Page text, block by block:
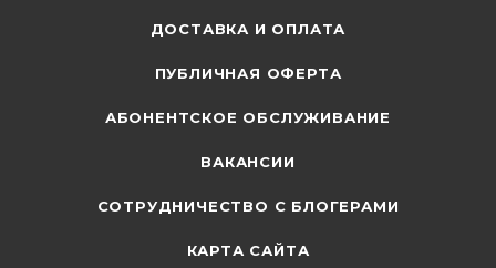
ДОСТАВКА И ОПЛАТА
ПУБЛИЧНАЯ ОФЕРТА
АБОНЕНТСКОЕ ОБСЛУЖИВАНИЕ
ВАКАНСИИ
СОТРУДНИЧЕСТВО С БЛОГЕРАМИ
КАРТА САЙТА